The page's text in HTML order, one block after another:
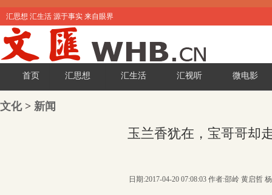
汇思想 汇生活 源于事实 来自眼界
首页 汇思想 汇生活 汇视听 微电影
文化> 新闻
玉兰香犹在，宝哥哥却
日期:2017-04-20 07:08:03 作者:邵岭 黄启哲